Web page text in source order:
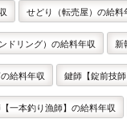
せどり（転売屋）の給料
ドリング）の給料年収 新
給料年収 鍵師【錠前技
一本釣り漁師】の給料年収